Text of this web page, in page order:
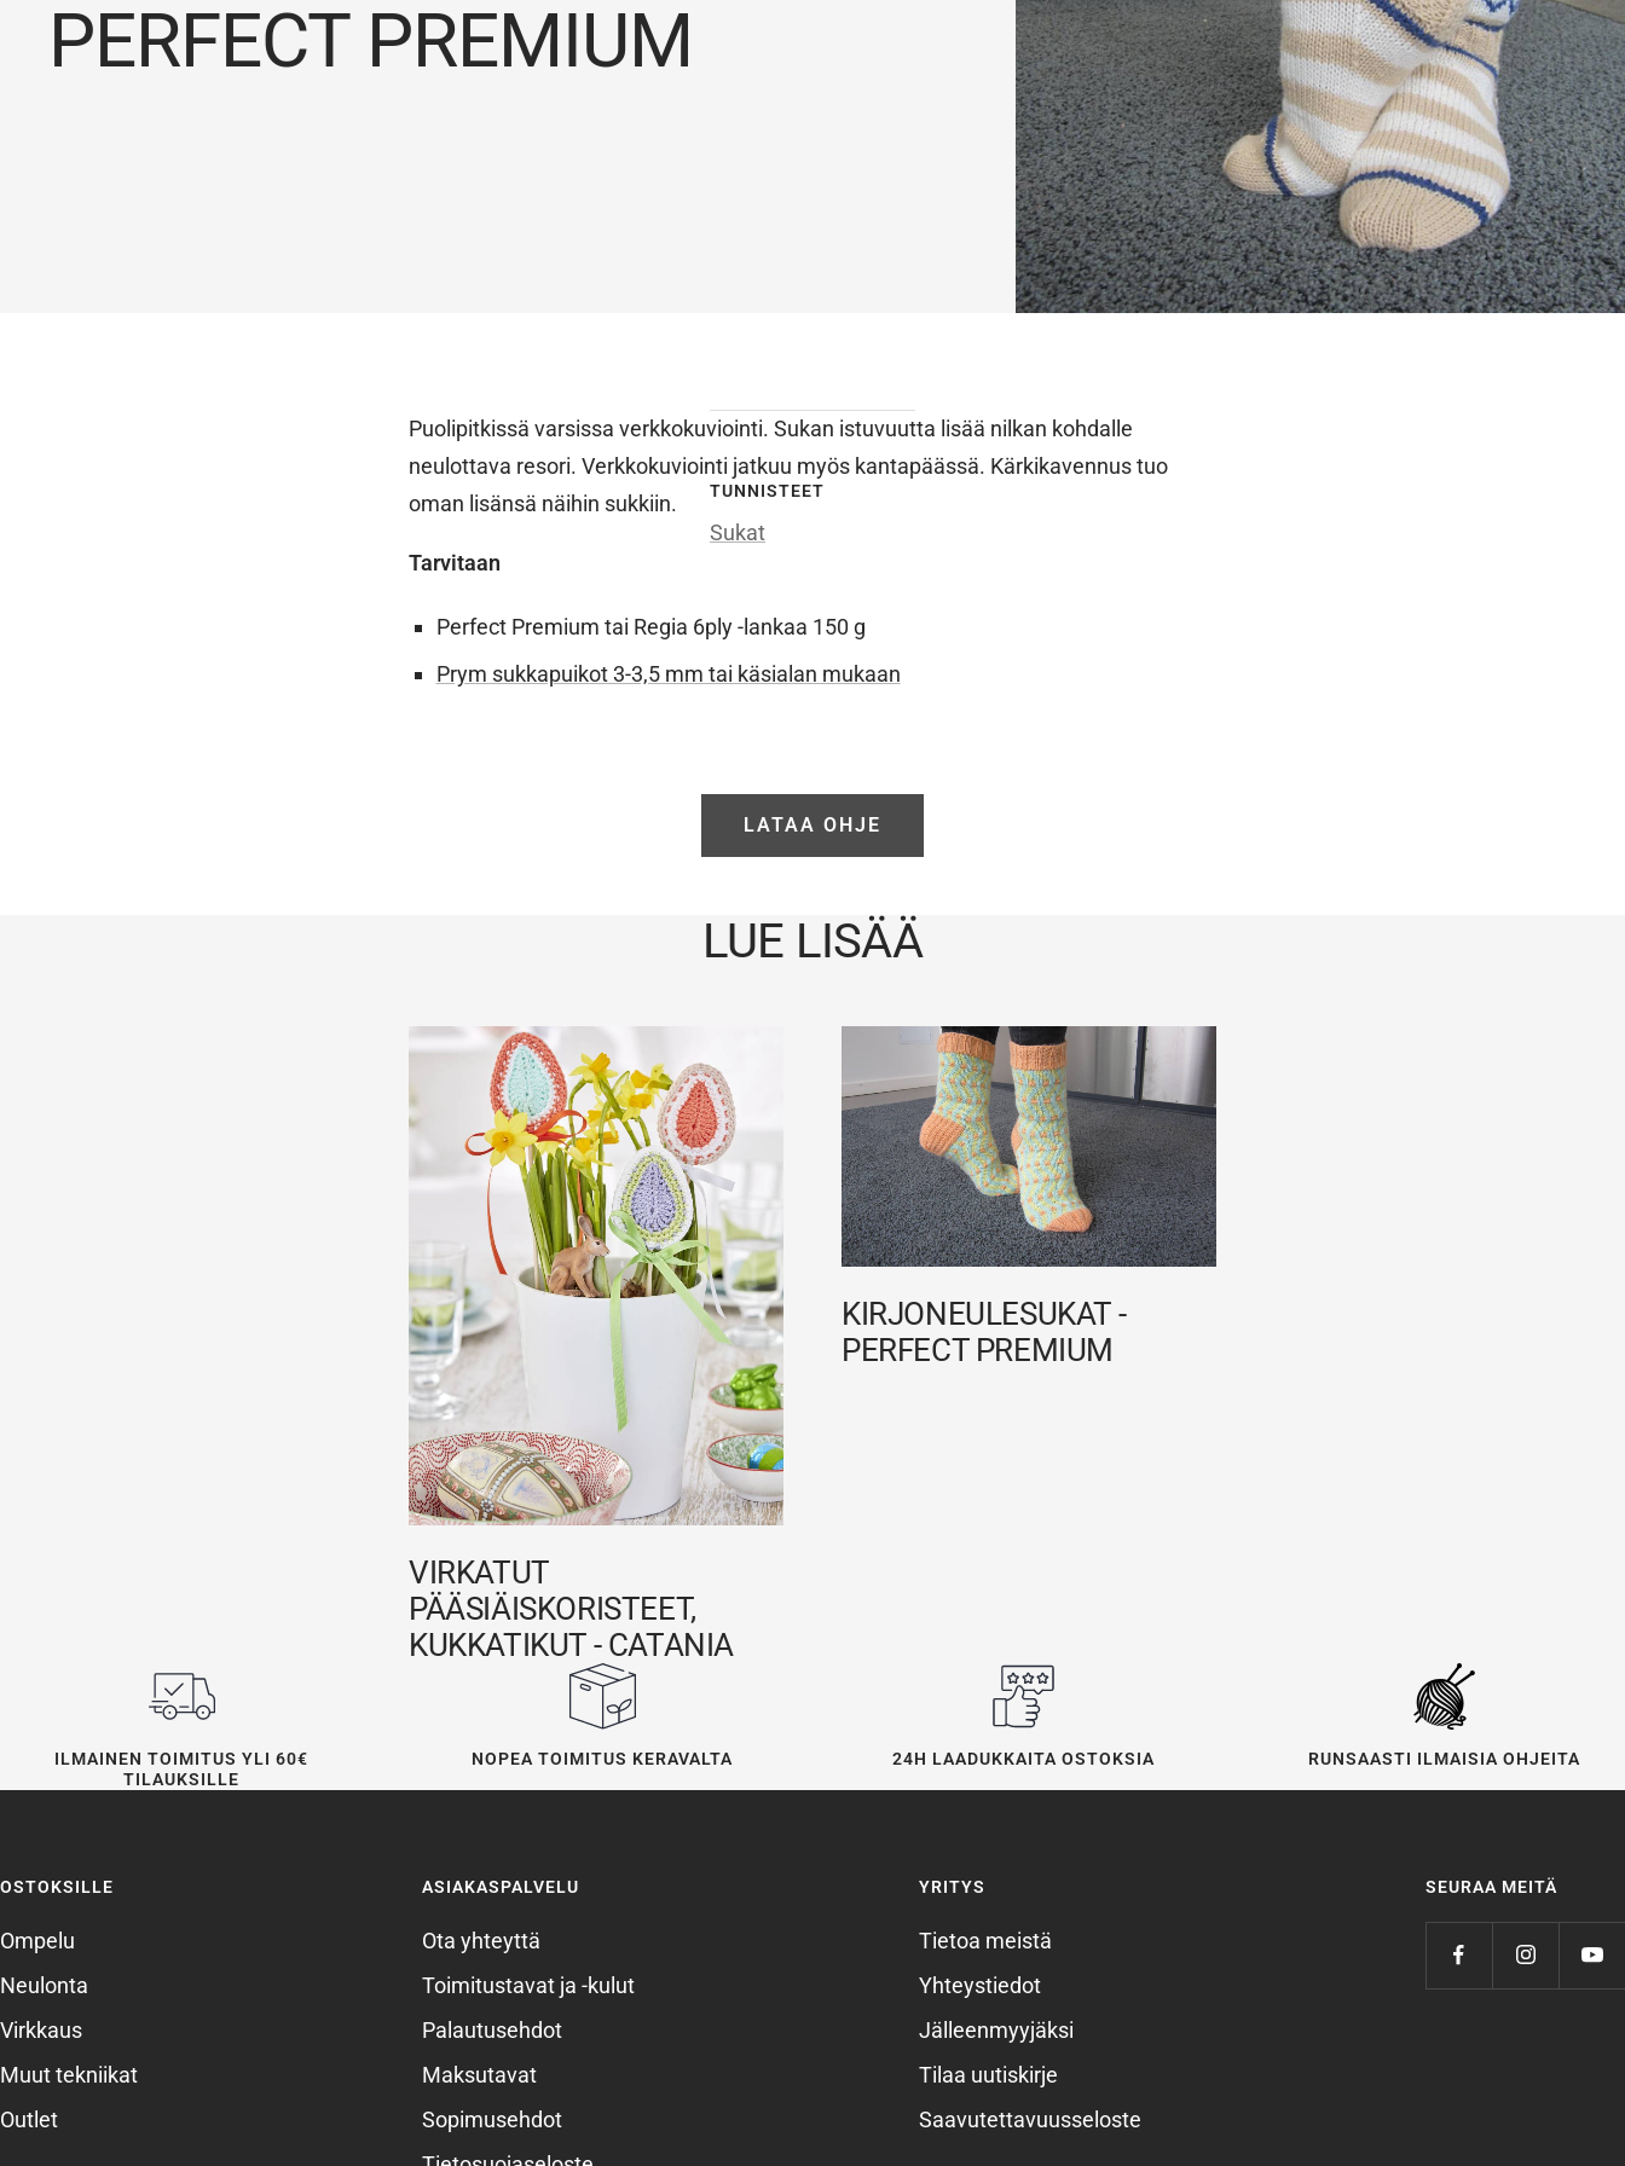
PERFECT PREMIUM
TUNNISTEET
Sukat
Puolipitkissä varsissa verkkokuviointi. Sukan istuvuutta lisää nilkan kohdalle
neulottava resori. Verkkokuviointi jatkuu myös kantapäässä. Kärkikavennus tuo
oman lisänsä näihin sukkiin.
Tarvitaan
Perfect Premium tai Regia 6ply -lankaa 150 g
Prym sukkapuikot 3-3,5 mm tai käsialan mukaan
LATAA OHJE
LUE LISÄÄ
VIRKATUT
PÄÄSIÄISKORISTEET,
KUKKATIKUT - CATANIA
KIRJONEULESUKAT -
PERFECT PREMIUM
ILMAINEN TOIMITUS YLI 60€
TILAUKSILLE
NOPEA TOIMITUS KERAVALTA 24H LAADUKKAITA OSTOKSIA RUNSAASTI ILMAISIA OHJEITA
OSTOKSILLE
Ompelu
Neulonta
Virkkaus
Muut tekniikat
Outlet
ASIAKASPALVELU
Ota yhteyttä
Toimitustavat ja -kulut
Palautusehdot
Maksutavat
Sopimusehdot
YRITYS
Tietoa meistä
Yhteystiedot
Jälleenmyyjäksi
Tilaa uutiskirje
Saavutettavuusseloste
SEURAA MEITÄ